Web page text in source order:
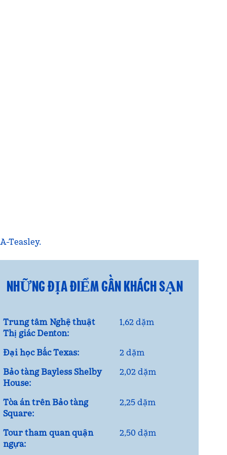
Teasley.
NHỮNG ĐỊA ĐIỂM GẦN KHÁCH SẠN
Trung tâm Nghệ thuật
Thị giác Denton:
1,62 dặm
Đại học Bắc Texas:
2 dặm
Bảo tàng Bayless Shelby
House:
2,02 dặm
Tòa án trên Bảo tàng
Square:
2,25 dặm
Tour tham quan quận
ngựa:
2,50 dặm